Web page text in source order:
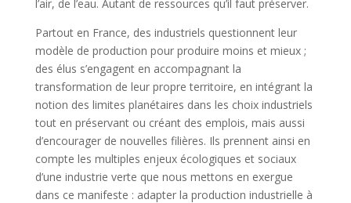
l’air, de l’eau. Autant de ressources qu’il faut préserver.
Partout en France, des industriels questionnent leur
modèle de production pour produire moins et mieux ;
des élus s’engagent en accompagnant la
transformation de leur propre territoire, en intégrant la
notion des limites planétaires dans les choix industriels
tout en préservant ou créant des emplois, mais aussi
d’encourager de nouvelles filières. Ils prennent ainsi en
compte les multiples enjeux écologiques et sociaux
d’une industrie verte que nous mettons en exergue
dans ce manifeste : adapter la production industrielle à